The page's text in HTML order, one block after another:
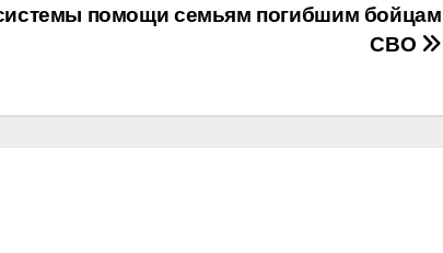
помощи семьям погибшим бойцам
СВО